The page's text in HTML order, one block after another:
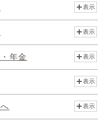
表示
表示
年金 表示
表示
表示